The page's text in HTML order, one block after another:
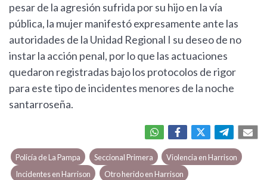
pesar de la agresión sufrida por su hijo en la vía
pública, la mujer manifestó expresamente ante las
autoridades de la Unidad Regional I su deseo de no
instar la acción penal, por lo que las actuaciones
quedaron registradas bajo los protocolos de rigor
para este tipo de incidentes menores de la noche
santarroseña.
Policía de La Pampa Seccional Primera
Violencia en Harrison
Incidentes en Harrison
Otro herido en Harrison